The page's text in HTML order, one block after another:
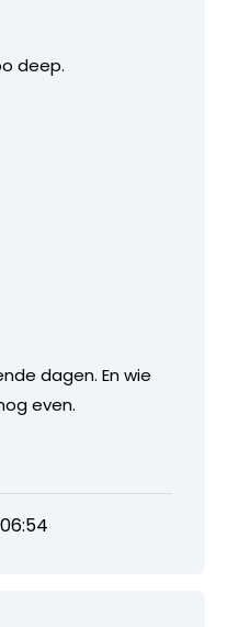
deep.
dagen. En wie
even.